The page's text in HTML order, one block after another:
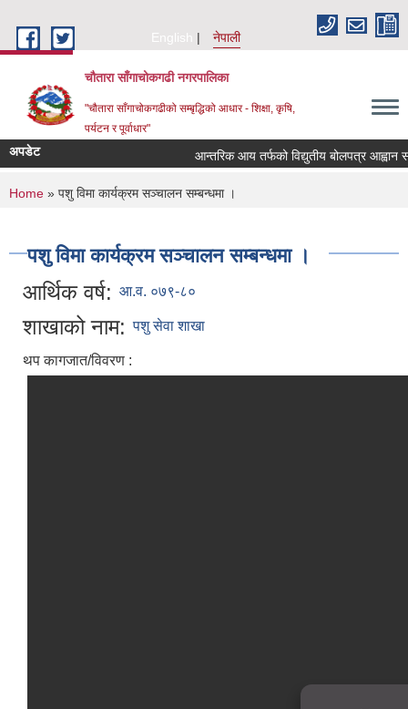
English
नेपाली
चौतारा साँगाचोकगढी नगरपालिका
"चौतारा साँगाचोकगढीको सम्बृद्धिको आधार - शिक्षा, कृषि,
पर्यटन र पूर्वाधार"
अपडेट आन्तरिक आय तर्फको विद्युतीय बोलपत्र आह्वान
You are here
Home » पशु विमा कार्यक्रम सञ्चालन सम्बन्धमा ।
पशु विमा कार्यक्रम सञ्चालन सम्बन्धमा ।
आर्थिक वर्ष: आ.व. ०७९-८०
शाखाको नाम: पशु सेवा शाखा
थप कागजात/विवरण :